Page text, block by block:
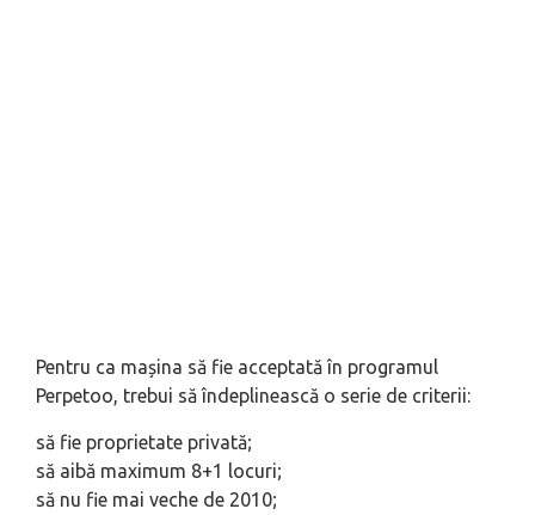
Pentru ca mașina să fie acceptată în programul
Perpetoo, trebui să îndeplinească o serie de criterii:
să fie proprietate privată;
să aibă maximum 8+1 locuri;
să nu fie mai veche de 2010;